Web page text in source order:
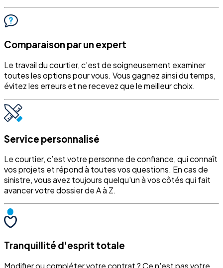
Comparaison par un expert
Le travail du courtier, c’est de soigneusement examiner
toutes les options pour vous. Vous gagnez ainsi du temps,
évitez les erreurs et ne recevez que le meilleur choix.
Service personnalisé
Le courtier, c’est votre personne de confiance, qui connaît
vos projets et répond à toutes vos questions. En cas de
sinistre, vous avez toujours quelqu'un à vos côtés qui fait
avancer votre dossier de A à Z.
Tranquillité d'esprit totale
Modifier ou compléter votre contrat ? Ce n'est pas votre